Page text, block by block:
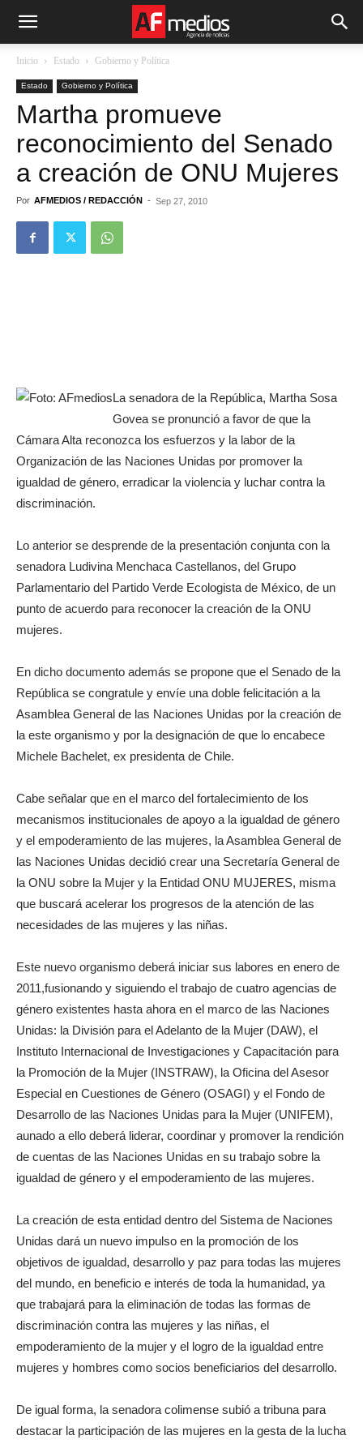
Inicio Estado Gobierno y Política
Estado Gobierno y Política
Martha promueve
reconocimiento del Senado
a creación de ONU Mujeres
Por AFMEDIOS / REDACCIÓN - Sep 27, 2010
La senadora de la República, Martha Sosa
Govea se pronunció a favor de que la
Cámara Alta reconozca los esfuerzos y la labor de la
Organización de las Naciones Unidas por promover la
igualdad de género, erradicar la violencia y luchar contra la
discriminación.
Lo anterior se desprende de la presentación conjunta con la
senadora Ludivina Menchaca Castellanos, del Grupo
Parlamentario del Partido Verde Ecologista de México, de un
punto de acuerdo para reconocer la creación de la ONU
mujeres.
En dicho documento además se propone que el Senado de la
República se congratule y envíe una doble felicitación a la
Asamblea General de las Naciones Unidas por la creación de
la este organismo y por la designación de que lo encabece
Michele Bachelet, ex presidenta de Chile.
Cabe señalar que en el marco del fortalecimiento de los
mecanismos institucionales de apoyo a la igualdad de género
y el empoderamiento de las mujeres, la Asamblea General de
las Naciones Unidas decidió crear una Secretaría General de
la ONU sobre la Mujer y la Entidad ONU MUJERES, misma
que buscará acelerar los progresos de la atención de las
necesidades de las mujeres y las niñas.
Este nuevo organismo deberá iniciar sus labores en enero de
2011,fusionando y siguiendo el trabajo de cuatro agencias de
género existentes hasta ahora en el marco de las Naciones
Unidas: la División para el Adelanto de la Mujer (DAW), el
Instituto Internacional de Investigaciones y Capacitación para
la Promoción de la Mujer (INSTRAW), la Oficina del Asesor
Especial en Cuestiones de Género (OSAGI) y el Fondo de
Desarrollo de las Naciones Unidas para la Mujer (UNIFEM),
aunado a ello deberá liderar, coordinar y promover la rendición
de cuentas de las Naciones Unidas en su trabajo sobre la
igualdad de género y el empoderamiento de las mujeres.
La creación de esta entidad dentro del Sistema de Naciones
Unidas dará un nuevo impulso en la promoción de los
objetivos de igualdad, desarrollo y paz para todas las mujeres
del mundo, en beneficio e interés de toda la humanidad, ya
que trabajará para la eliminación de todas las formas de
discriminación contra las mujeres y las niñas, el
empoderamiento de la mujer y el logro de la igualdad entre
mujeres y hombres como socios beneficiarios del desarrollo.
De igual forma, la senadora colimense subió a tribuna para
destacar la participación de las mujeres en la gesta de la lucha